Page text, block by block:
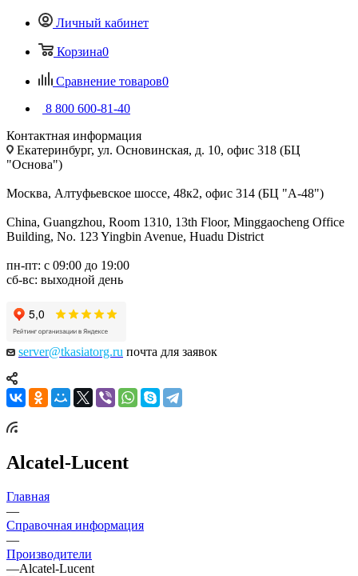
Личный кабинет
Корзина0
Сравнение товаров0
8 800 600-81-40
Контактная информация
Екатеринбург, ул. Основинская, д. 10, офис 318 (БЦ
"Основа")
Москва, Алтуфьевское шоссе, 48к2, офис 314 (БЦ "А-48")
China, Guangzhou, Room 1310, 13th Floor, Minggaocheng Office
Building, No. 123 Yingbin Avenue, Huadu District
пн-пт: с 09:00 до 19:00
сб-вс: выходной день
server@tkasiatorg.ru почта для заявок
Alcatel-Lucent
Главная
—
Справочная информация
—
Производители
—Alcatel-Lucent